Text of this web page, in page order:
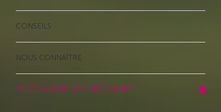
CONSEILS
NOUS CONNAÎTRE
TÉLÉCHARGER NOS BROCHURES